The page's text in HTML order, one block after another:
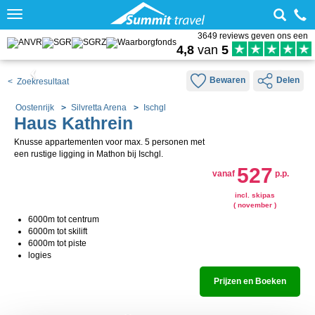
Toggle
3649 reviews geven ons een
4,8 van 5
< Zoekresultaat Bewaren Delen
Oostenrijk Silvretta Arena Ischgl
Haus Kathrein
Knusse appartementen voor max. 5 personen met
een rustige ligging in Mathon bij Ischgl.
vanaf 527 p.p.
incl. skipas
( november )
6000m tot centrum
6000m tot skilift
6000m tot piste
logies
Prijzen en Boeken